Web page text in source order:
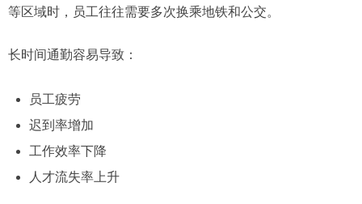
等区域时，员工往往需要多次换乘地铁和公交。
长时间通勤容易导致：
员工疲劳
迟到率增加
工作效率下降
人才流失率上升